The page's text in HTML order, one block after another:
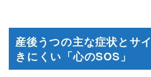
産後うつの主な症状とサ
きにくい「心のSOS」